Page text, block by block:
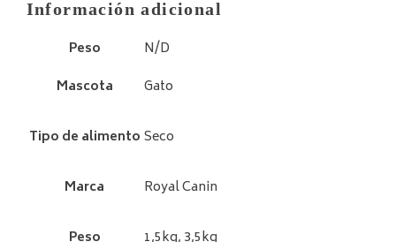
Información adicional
Peso
N/D
Mascota
Gato
Tipo de alimento Seco
Marca Royal Canin